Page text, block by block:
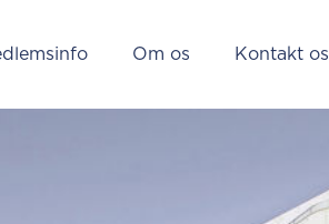
Om os Kontakt os